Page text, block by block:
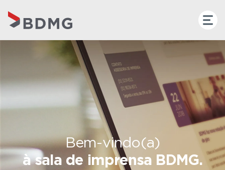
Bem-vindo(a)
à sala de imprensa BDMG.